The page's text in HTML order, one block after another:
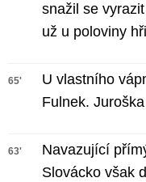
snažil se
už u poloviny
65'
U vlastního
Fulnek.
63'
Navazující
Slovácko však